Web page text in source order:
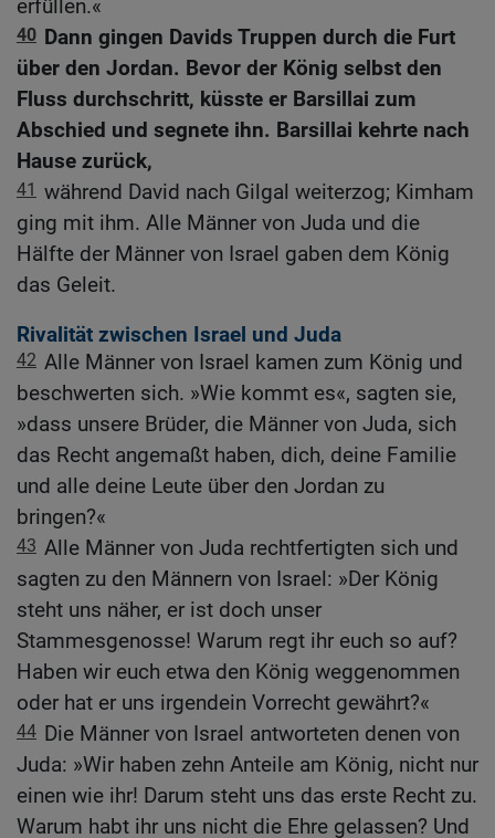
erfüllen.«
40 Dann gingen Davids Truppen durch die Furt
über den Jordan. Bevor der König selbst den
Fluss durchschritt, küsste er Barsillai zum
Abschied und segnete ihn. Barsillai kehrte nach
Hause zurück,
41 während David nach Gilgal weiterzog; Kimham
ging mit ihm. Alle Männer von Juda und die
Hälfte der Männer von Israel gaben dem König
das Geleit.
Rivalität zwischen Israel und Juda
42 Alle Männer von Israel kamen zum König und
beschwerten sich. »Wie kommt es«, sagten sie,
»dass unsere Brüder, die Männer von Juda, sich
das Recht angemaßt haben, dich, deine Familie
und alle deine Leute über den Jordan zu
bringen?«
43 Alle Männer von Juda rechtfertigten sich und
sagten zu den Männern von Israel: »Der König
steht uns näher, er ist doch unser
Stammesgenosse! Warum regt ihr euch so auf?
Haben wir euch etwa den König weggenommen
oder hat er uns irgendein Vorrecht gewährt?«
44 Die Männer von Israel antworteten denen von
Juda: »Wir haben zehn Anteile am König, nicht nur
einen wie ihr! Darum steht uns das erste Recht zu.
Warum habt ihr uns nicht die Ehre gelassen? Und